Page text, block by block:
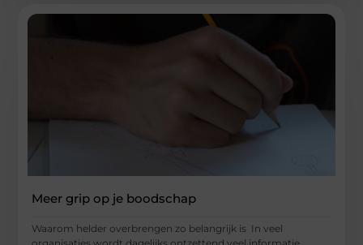
Meer grip op je boodschap
Waarom helder overbrengen zo belangrijk is In veel